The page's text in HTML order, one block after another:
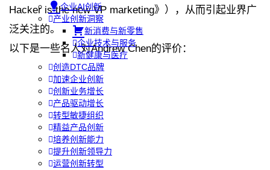
企业AI创新
产业创新洞察
新消费与新零售
企业技术与服务
新健康与医疗
创造DTC品牌
加速企业创新
创新业务增长
产品驱动增长
转型敏捷组织
精益产品创新
培养创新能力
提升创新领导力
运营创新转型
Hacker is the new VP marketing》），从而引起业界广
泛关注的。
以下是一些名人对Andrew Chen的评价：